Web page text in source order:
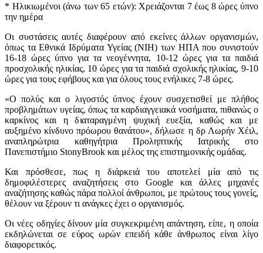
* Ηλικιωμένοι (άνω των 65 ετών): Χρειάζονται 7 έως 8 ώρες ύπνο
την ημέρα
Οι συστάσεις αυτές διαφέρουν από εκείνες άλλων οργανισμών,
όπως τα Εθνικά Ιδρύματα Υγείας (ΝΙΗ) των ΗΠΑ που συνιστούν
16-18 ώρες ύπνο για τα νεογέννητα, 10-12 ώρες για τα παιδιά
προσχολικής ηλικίας, 10 ώρες για τα παιδιά σχολικής ηλικίας, 9-10
ώρες για τους εφήβους και για όλους τους ενήλικες 7-8 ώρες.
«Ο πολύς και ο λιγοστός ύπνος έχουν συσχετισθεί με πλήθος
προβλημάτων υγείας, όπως τα καρδιαγγειακά νοσήματα, πιθανώς ο
καρκίνος και η διαταραγμένη ψυχική ευεξία, καθώς και με
αυξημένο κίνδυνο πρόωρου θανάτου», δήλωσε η δρ Λωρήν Χέιλ,
αναπληρώτρια καθηγήτρια Προληπτικής Ιατρικής στο
Πανεπιστήμιο StonyBrook και μέλος της επιστημονικής ομάδας.
Και πρόσθεσε, πως η διάρκειά του αποτελεί μία από τις
δημοφιλέστερες αναζητήσεις στο Google και άλλες μηχανές
αναζήτησης καθώς πάρα πολλοί άνθρωποι, με πρώτους τους γονείς,
θέλουν να ξέρουν τι ανάγκες έχει ο οργανισμός.
Οι νέες οδηγίες δίνουν μία συγκεκριμένη απάντηση, είπε, η οποία
εκδηλώνεται σε εύρος ωρών επειδή κάθε άνθρωπος είναι λίγο
διαφορετικός.